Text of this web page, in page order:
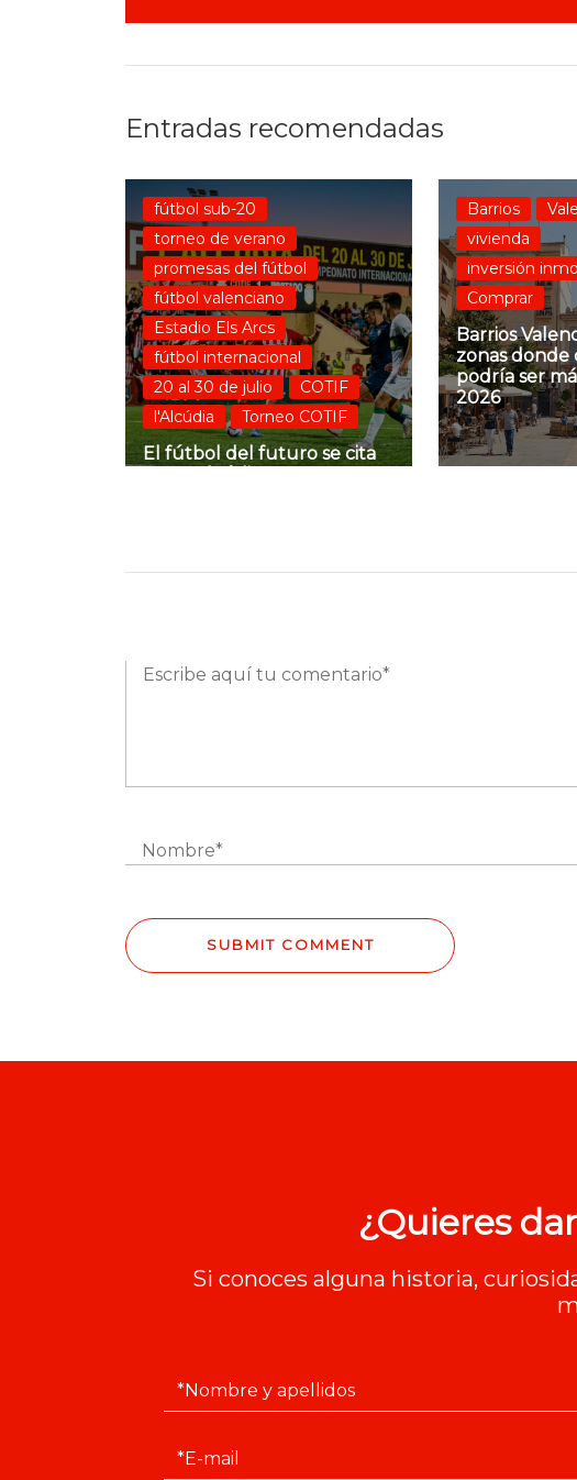
Entradas recomendadas
fútbol sub-20
torneo de verano
promesas del fútbol
fútbol valenciano
Estadio Els Arcs
fútbol internacional
20 al 30 de julio
COTIF
l'Alcúdia
Torneo COTIF
El fútbol del futuro se cita
Barrios
vivienda
inversión
Comprar
Barrios
zonas donde
podría ser
2026
¿Quieres
Si conoces alguna historia,